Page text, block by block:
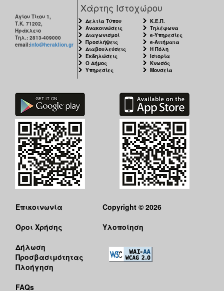
Αγίου Τίτου 1,
Τ.Κ. 71202,
Ηράκλειο
Τηλ.: 2813-409000
email:info@heraklion.gr
Χάρτης Ιστοχώρου
Δελτία Τύπου
Ανακοινώσεις
Διαγωνισμοί
Προσλήψεις
Διαβουλεύσεις
Εκδηλώσεις
Ο Δήμος
Υπηρεσίες
Κ.Ε.Π.
Τηλέφωνα
e-Υπηρεσίες
e-Αιτήματα
Η Πόλη
Ιστορία
Κνωσός
Μουσεία
Επικοινωνία
Όροι Χρήσης
Δήλωση
Προσβασιμότητας
Πλοήγηση
FAQs
Copyright © 2026
Υλοποίηση